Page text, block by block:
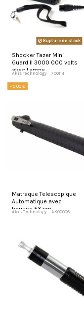
Rupture de stock
Shocker Tazer Mini
Guard II 3000 000 volts
avec Lampe
Akis Technology 700114
-10,00 €
Matraque Telescopique
Automatique avec
housse 53 cm
Akis Technology AK00006